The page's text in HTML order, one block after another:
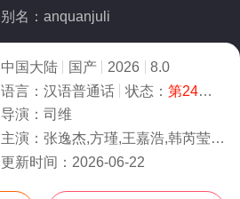
别名：anquanjuli
中国大陆 国产 2026
8.0
语言： 汉语普通话 状态： 第24集已完结
导演： 司维
主演： 张逸杰,方瑾,王嘉浩,韩芮莹,李籽诺,张大雷
更新时间： 2026-06-22